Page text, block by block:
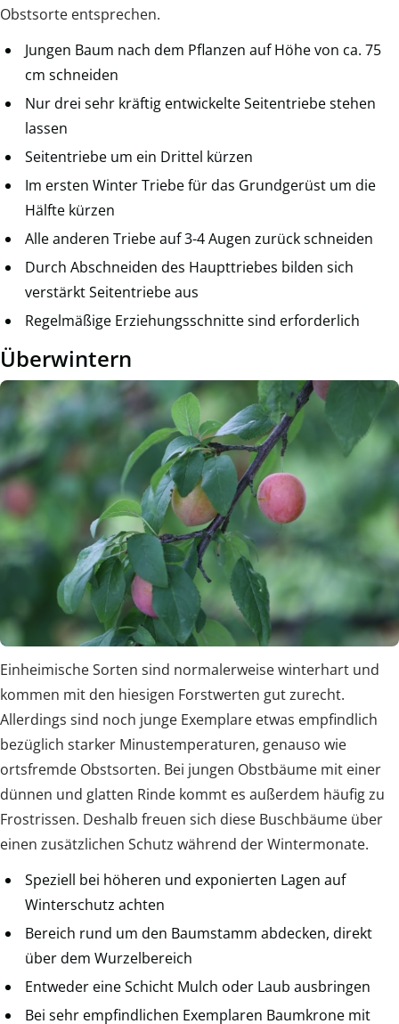
Obstsorte entsprechen.
Jungen Baum nach dem Pflanzen auf Höhe von ca. 75
cm schneiden
Nur drei sehr kräftig entwickelte Seitentriebe stehen
lassen
Seitentriebe um ein Drittel kürzen
Im ersten Winter Triebe für das Grundgerüst um die
Hälfte kürzen
Alle anderen Triebe auf 3-4 Augen zurück schneiden
Durch Abschneiden des Haupttriebes bilden sich
verstärkt Seitentriebe aus
Regelmäßige Erziehungsschnitte sind erforderlich
Überwintern
Einheimische Sorten sind normalerweise winterhart und
kommen mit den hiesigen Forstwerten gut zurecht.
Allerdings sind noch junge Exemplare etwas empfindlich
bezüglich starker Minustemperaturen, genauso wie
ortsfremde Obstsorten. Bei jungen Obstbäume mit einer
dünnen und glatten Rinde kommt es außerdem häufig zu
Frostrissen. Deshalb freuen sich diese Buschbäume über
einen zusätzlichen Schutz während der Wintermonate.
Speziell bei höheren und exponierten Lagen auf
Winterschutz achten
Bereich rund um den Baumstamm abdecken, direkt
über dem Wurzelbereich
Entweder eine Schicht Mulch oder Laub ausbringen
Bei sehr empfindlichen Exemplaren Baumkrone mit